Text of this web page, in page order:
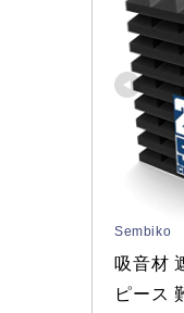
Sembiko
吸音材
ピース